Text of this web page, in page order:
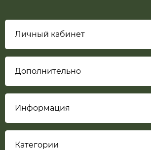
Личный кабинет
Дополнительно
Информация
Категории